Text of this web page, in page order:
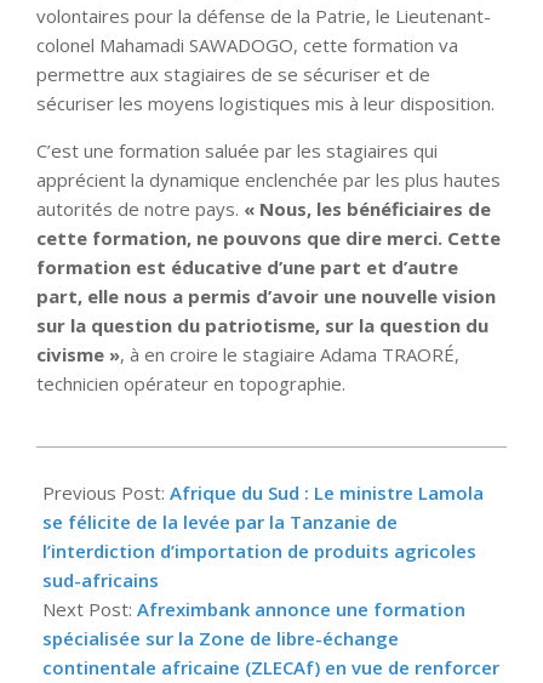
volontaires pour la défense de la Patrie, le Lieutenant-
colonel Mahamadi SAWADOGO, cette formation va
permettre aux stagiaires de se sécuriser et de
sécuriser les moyens logistiques mis à leur disposition.
C’est une formation saluée par les stagiaires qui
apprécient la dynamique enclenchée par les plus hautes
autorités de notre pays. « Nous, les bénéficiaires de
cette formation, ne pouvons que dire merci. Cette
formation est éducative d’une part et d’autre
part, elle nous a permis d’avoir une nouvelle vision
sur la question du patriotisme, sur la question du
civisme », à en croire le stagiaire Adama TRAORÉ,
technicien opérateur en topographie.
04-
29
Previous Post: Afrique du Sud : Le ministre Lamola
se félicite de la levée par la Tanzanie de
l’interdiction d’importation de produits agricoles
sud-africains
Next Post: Afreximbank annonce une formation
spécialisée sur la Zone de libre-échange
continentale africaine (ZLECAf) en vue de renforcer